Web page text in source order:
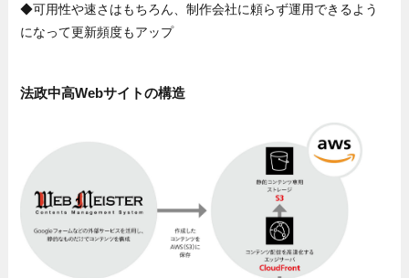
◆可用性や速さはもちろん、制作会社に頼らず運用できるよう
になって更新頻度もアップ
法政中高Webサイトの構造